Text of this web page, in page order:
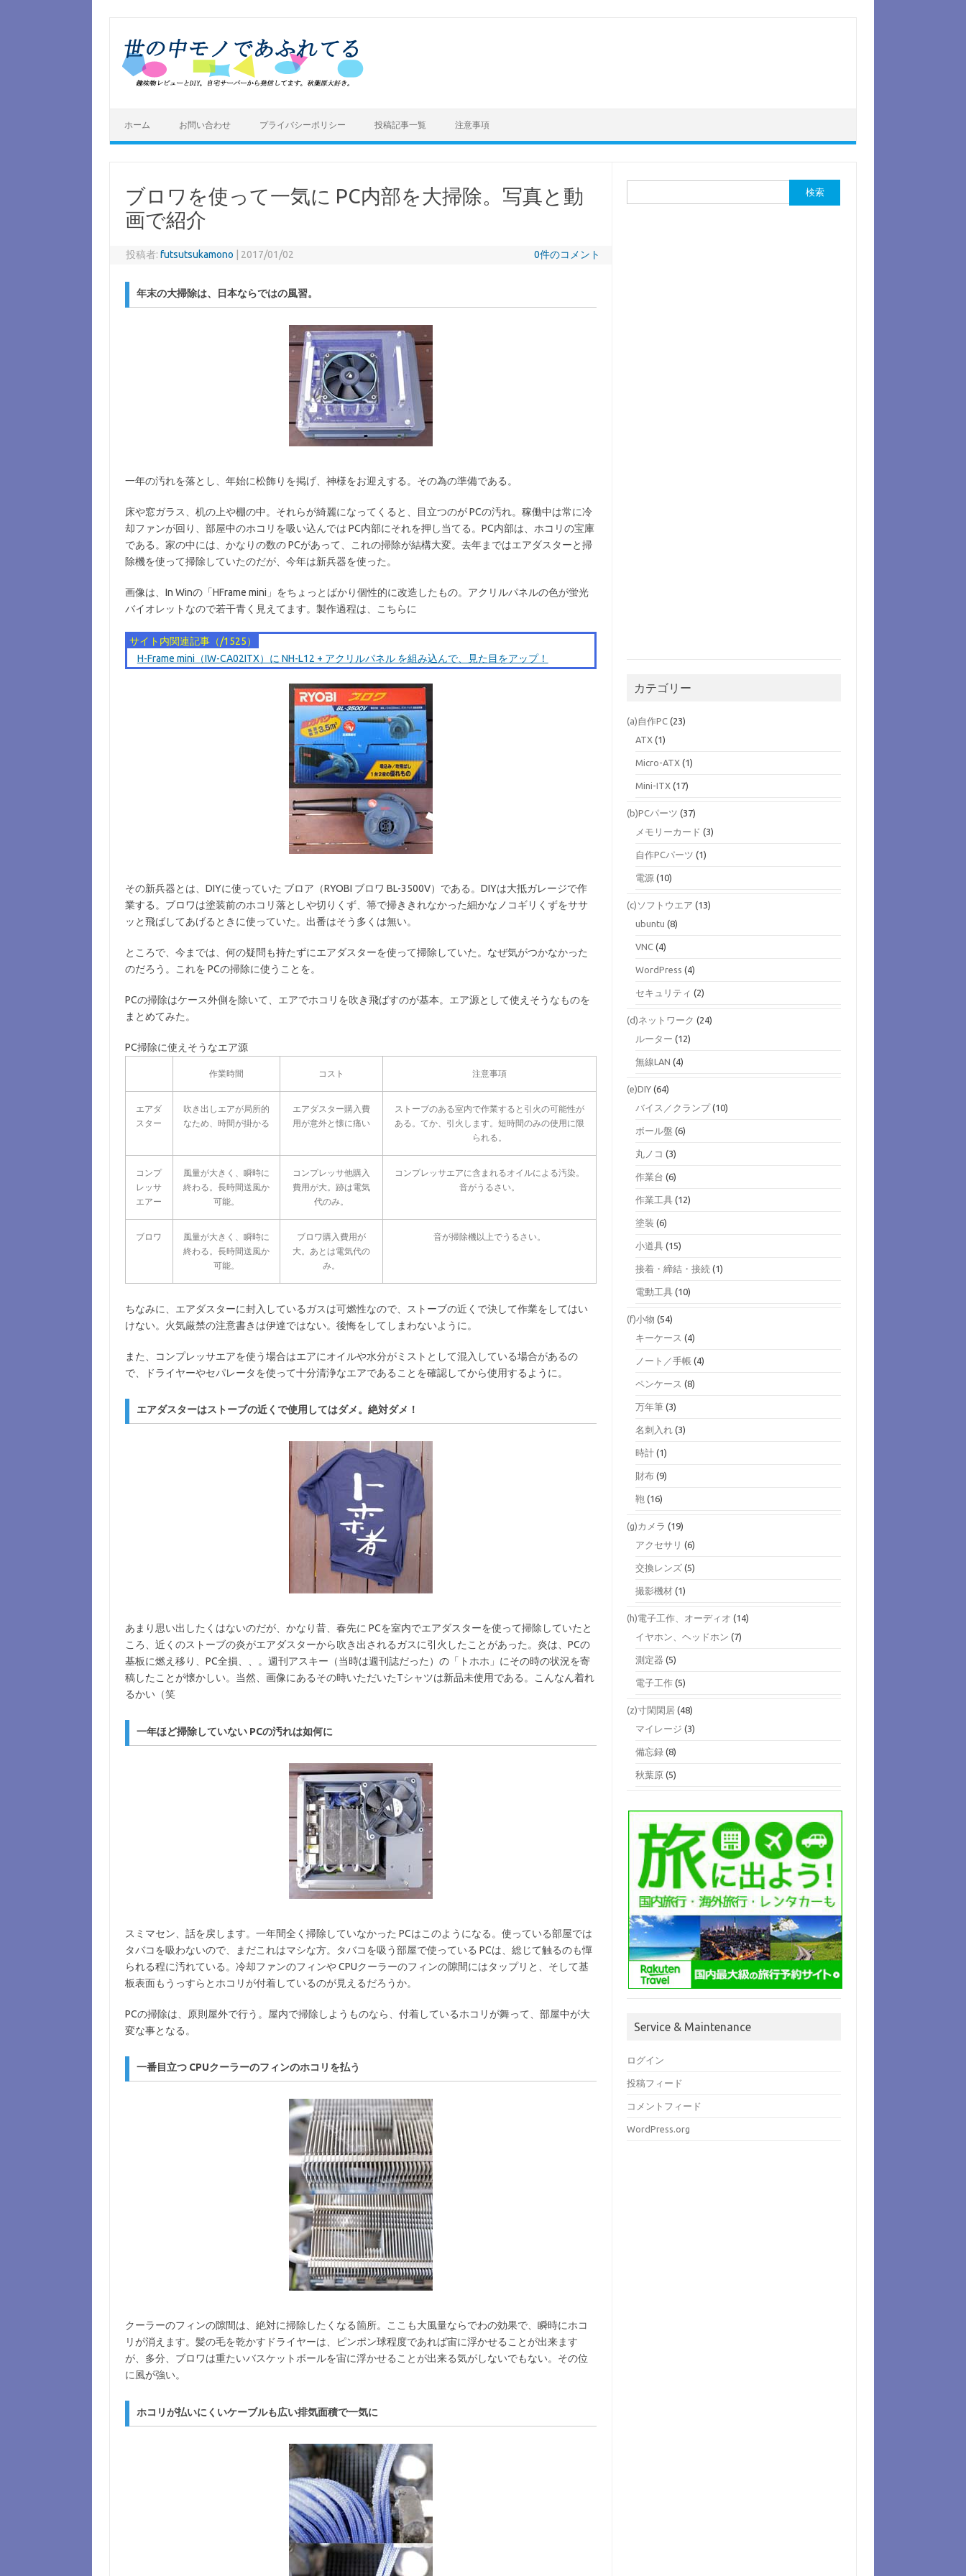
ホーム お問い合わせ プライバシーポリシー 投稿記事一覧 注意事項
ブロワを使って一気に PC内部を大掃除。写真と動
画で紹介
投稿者:futsutsukamono 2017/01/02 0件のコメント
年末の大掃除は、日本ならではの風習。
一年の汚れを落とし、年始に松飾りを掲げ、神様をお迎えする。その為の準備である。
床や窓ガラス、机の上や棚の中。それらが綺麗になってくると、目立つのが PCの汚れ。稼働中は常に冷
却ファンが回り、部屋中のホコリを吸い込んでは PC内部にそれを押し当てる。PC内部は、ホコリの宝庫
である。家の中には、かなりの数の PCがあって、これの掃除が結構大変。去年まではエアダスターと掃
除機を使って掃除していたのだが、今年は新兵器を使った。
画像は、In Winの「HFrame mini」をちょっとばかり個性的に改造したもの。アクリルパネルの色が蛍光
バイオレットなので若干青く見えてます。製作過程は、こちらに
サイト内関連記事（/1525）
H-Frame mini（IW-CA02ITX）に NH-L12 + アクリルパネル を組み込んで、見た目をアップ！
その新兵器とは、DIYに使っていた ブロア（RYOBI ブロワ BL-3500V）である。DIYは大抵ガレージで作
業する。ブロワは塗装前のホコリ落としや切りくず、箒で掃ききれなかった細かなノコギリくずをササ
ッと飛ばしてあげるときに使っていた。出番はそう多くは無い。
ところで、今までは、何の疑問も持たずにエアダスターを使って掃除していた。なぜ気がつかなかった
のだろう。これを PCの掃除に使うことを。
PCの掃除はケース外側を除いて、エアでホコリを吹き飛ばすのが基本。エア源として使えそうなものを
まとめてみた。
PC掃除に使えそうなエア源
作業時間 コスト 注意事項
エアダ
スター
吹き出しエアが局所的
なため、時間が掛かる
エアダスター購入費
用が意外と懐に痛い
ストーブのある室内で作業すると引火の可能性が
ある。てか、引火します。短時間のみの使用に限
られる。
コンプ
レッサ
エアー
風量が大きく、瞬時に
終わる。長時間送風か
可能。
コンプレッサ他購入
費用が大。跡は電気
代のみ。
コンプレッサエアに含まれるオイルによる汚染。
音がうるさい。
ブロワ
風量が大きく、瞬時に
終わる。長時間送風か
可能。
ブロワ購入費用が
大。あとは電気代の
み。
音が掃除機以上でうるさい。
ちなみに、エアダスターに封入しているガスは可燃性なので、ストーブの近くで決して作業をしてはい
けない。火気厳禁の注意書きは伊達ではない。後悔をしてしまわないように。
また、コンプレッサエアを使う場合はエアにオイルや水分がミストとして混入している場合があるの
で、ドライヤーやセパレータを使って十分清浄なエアであることを確認してから使用するように。
エアダスターはストーブの近くで使用してはダメ。絶対ダメ！
あまり思い出したくはないのだが、かなり昔、春先に PCを室内でエアダスターを使って掃除していたと
ころ、近くのストーブの炎がエアダスターから吹き出されるガスに引火したことがあった。炎は、PCの
基板に燃え移り、PC全損、、。週刊アスキー（当時は週刊誌だった）の「トホホ」にその時の状況を寄
稿したことが懐かしい。当然、画像にあるその時いただいたTシャツは新品未使用である。こんなん着れ
るかい（笑
一年ほど掃除していない PCの汚れは如何に
スミマセン、話を戻します。一年間全く掃除していなかった PCはこのようになる。使っている部屋では
タバコを吸わないので、まだこれはマシな方。タバコを吸う部屋で使っている PCは、総じて触るのも憚
られる程に汚れている。冷却ファンのフィンや CPUクーラーのフィンの隙間にはタップリと、そして基
板表面もうっすらとホコリが付着しているのが見えるだろうか。
PCの掃除は、原則屋外で行う。屋内で掃除しようものなら、付着しているホコリが舞って、部屋中が大
変な事となる。
一番目立つ CPUクーラーのフィンのホコリを払う
クーラーのフィンの隙間は、絶対に掃除したくなる箇所。ここも大風量ならでわの効果で、瞬時にホコ
リが消えます。髪の毛を乾かすドライヤーは、ピンポン球程度であれば宙に浮かせることが出来ます
が、多分、ブロワは重たいバスケットボールを宙に浮かせることが出来る気がしないでもない。その位
に風が強い。
ホコリが払いにくいケーブルも広い排気面積で一気に
索:
カテゴリー
(a)自作PC (23)
ATX (1)
Micro-ATX (1)
Mini-ITX (17)
(b)PCパーツ (37)
メモリーカード (3)
自作PCパーツ (1)
電源 (10)
(c)ソフトウエア (13)
ubuntu (8)
VNC (4)
WordPress (4)
セキュリティ (2)
(d)ネットワーク (24)
ルーター (12)
無線LAN (4)
(e)DIY (64)
バイス／クランプ(10)
ボール盤 (6)
丸ノコ (3)
作業台 (6)
作業工具 (12)
塗装 (6)
小道具 (15)
接着・締結・接続 (1)
電動工具 (10)
(f)小物 (54)
キーケース (4)
ノート／手帳 (4)
ペンケース (8)
万年筆 (3)
名刺入れ (3)
時計 (1)
財布 (9)
鞄 (16)
(g)カメラ (19)
アクセサリ (6)
交換レンズ (5)
撮影機材 (1)
(h)電子工作、オーディオ (14)
イヤホン、ヘッドホン (7)
測定器 (5)
電子工作 (5)
(z)寸閑閑居 (48)
マイレージ (3)
備忘録 (8)
秋葉原 (5)
Service & Maintenance
ログイン
投稿フィード
コメントフィード
WordPress.org